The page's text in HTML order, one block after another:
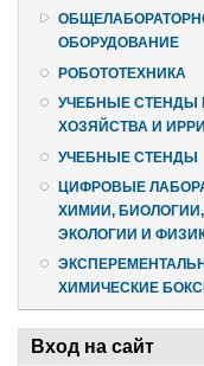
ОБОРУДОВАНИЕ
РОБОТОТЕХНИКА
УЧЕБНЫЕ СТЕНДЫ
ХОЗЯЙСТВА И
УЧЕБНЫЕ СТЕНДЫ
ЦИФРОВЫЕ
ХИМИИ, БИОЛОГИИ,
ЭКОЛОГИИ И
ХИМИЧЕСКИЕ
Вход на сайт